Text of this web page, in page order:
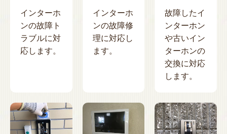
インターホ
ンの故障ト
ラブルに対
応します。
インターホ
ンの故障修
理に対応し
ます。
故障したイ
ンターホン
や古いイン
ターホンの
交換に対応
します。